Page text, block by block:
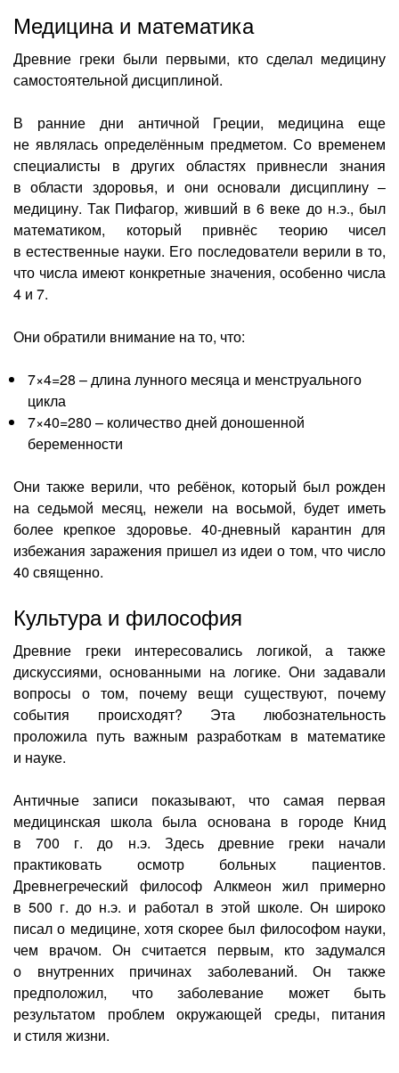
Медицина и математика
Древние греки были первыми, кто сделал медицину
самостоятельной дисциплиной.
В ранние дни античной Греции, медицина еще
не являлась определённым предметом. Со временем
специалисты в других областях привнесли знания
в области здоровья, и они основали дисциплину –
медицину. Так Пифагор, живший в 6 веке до н.э., был
математиком, который привнёс теорию чисел
в естественные науки. Его последователи верили в то,
что числа имеют конкретные значения, особенно числа
4 и 7.
Они обратили внимание на то, что:
7×4=28 – длина лунного месяца и менструального
цикла
7×40=280 – количество дней доношенной
беременности
Они также верили, что ребёнок, который был рожден
на седьмой месяц, нежели на восьмой, будет иметь
более крепкое здоровье. 40-дневный карантин для
избежания заражения пришел из идеи о том, что число
40 священно.
Культура и философия
Древние греки интересовались логикой, а также
дискуссиями, основанными на логике. Они задавали
вопросы о том, почему вещи существуют, почему
события происходят? Эта любознательность
проложила путь важным разработкам в математике
и науке.
Античные записи показывают, что самая первая
медицинская школа была основана в городе Книд
в 700 г. до н.э. Здесь древние греки начали
практиковать осмотр больных пациентов.
Древнегреческий философ Алкмеон жил примерно
в 500 г. до н.э. и работал в этой школе. Он широко
писал о медицине, хотя скорее был философом науки,
чем врачом. Он считается первым, кто задумался
о внутренних причинах заболеваний. Он также
предположил, что заболевание может быть
результатом проблем окружающей среды, питания
и стиля жизни.